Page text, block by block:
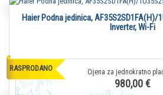
RASPRODANO
Haier Podna jedinica, AF35S2SD1FA(H)/
Inverter, Wi-Fi
980,00 €